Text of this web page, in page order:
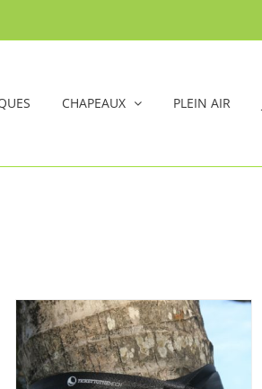
CHAPEAUX PLEIN AIR